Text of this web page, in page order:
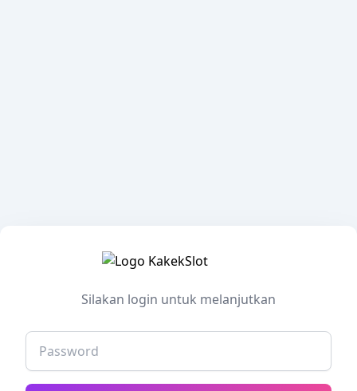
Silakan login untuk melanjutkan
Password